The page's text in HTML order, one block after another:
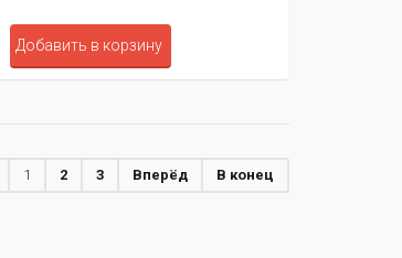
Добавить в корзину
1 2 3 Вперёд В конец